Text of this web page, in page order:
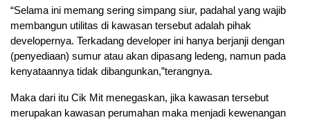
“Selama ini memang sering simpang siur, padahal yang wajib
membangun utilitas di kawasan tersebut adalah pihak
developernya. Terkadang developer ini hanya berjanji dengan
(penyediaan) sumur atau akan dipasang ledeng, namun pada
kenyataannya tidak dibangunkan,”terangnya.
Maka dari itu Cik Mit menegaskan, jika kawasan tersebut
merupakan kawasan perumahan maka menjadi kewenangan